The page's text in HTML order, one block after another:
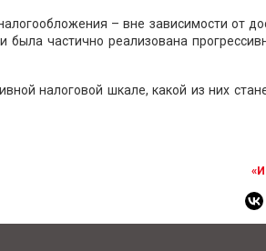
– вне зависимости от
частично реализована
налоговой шкале, какой из них